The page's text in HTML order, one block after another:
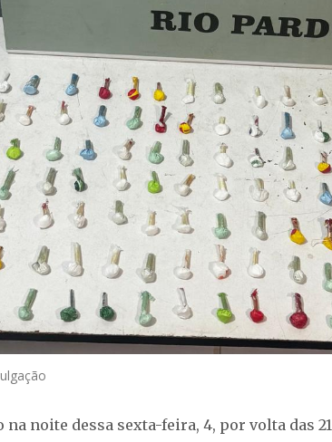
noite dessa sexta-feira, 4, por volta das